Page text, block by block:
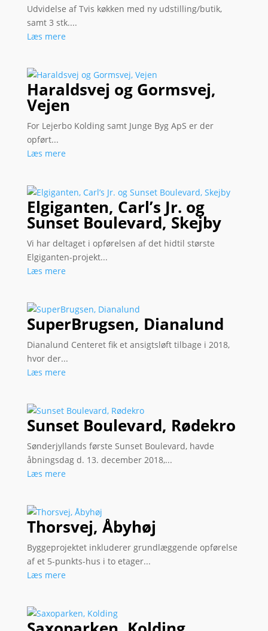
Udvidelse af Tvis køkken med ny udstilling/butik,
samt 3 stk....
Læs mere
Haraldsvej og Gormsvej,
Vejen
For Lejerbo Kolding samt Junge Byg ApS er der
opført...
Læs mere
Elgiganten, Carl’s Jr. og
Sunset Boulevard, Skejby
Vi har deltaget i opførelsen af det hidtil største
Elgiganten-projekt...
Læs mere
SuperBrugsen, Dianalund
Dianalund Centeret fik et ansigtsløft tilbage i 2018,
hvor der...
Læs mere
Sunset Boulevard, Rødekro
Sønderjyllands første Sunset Boulevard, havde
åbningsdag d. 13. december 2018,...
Læs mere
Thorsvej, Åbyhøj
Byggeprojektet inkluderer grundlæggende opførelse
af et 5-punkts-hus i to etager...
Læs mere